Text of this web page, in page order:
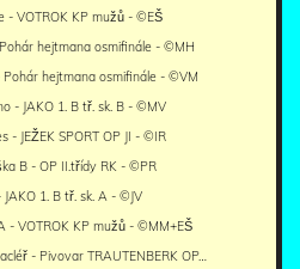
- VOTROK KP mužů - ©EŠ
hejtmana osmifinále - ©MH
hejtmana osmifinále - ©VM
- JAKO 1. B tř. sk. B - ©MV
- JEŽEK SPORT OP JI - ©IR
B - OP II.třídy RK - ©PR
1. B tř. sk. A - ©JV
- VOTROK KP mužů - ©MM+EŠ
- Pivovar TRAUTENBERK OP…